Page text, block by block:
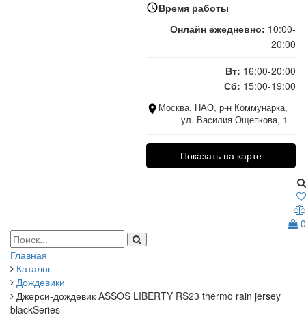
Время работы
Онлайн ежедневно: 10:00-
20:00
Вт: 16:00-20:00
Сб: 15:00-19:00
Москва, НАО, р-н Коммунарка,
ул. Василия Ощепкова, 1
Показать на карте
0
Главная
Каталог
Дождевики
Джерси-дождевик ASSOS LIBERTY RS23 thermo rain jersey
blackSeries